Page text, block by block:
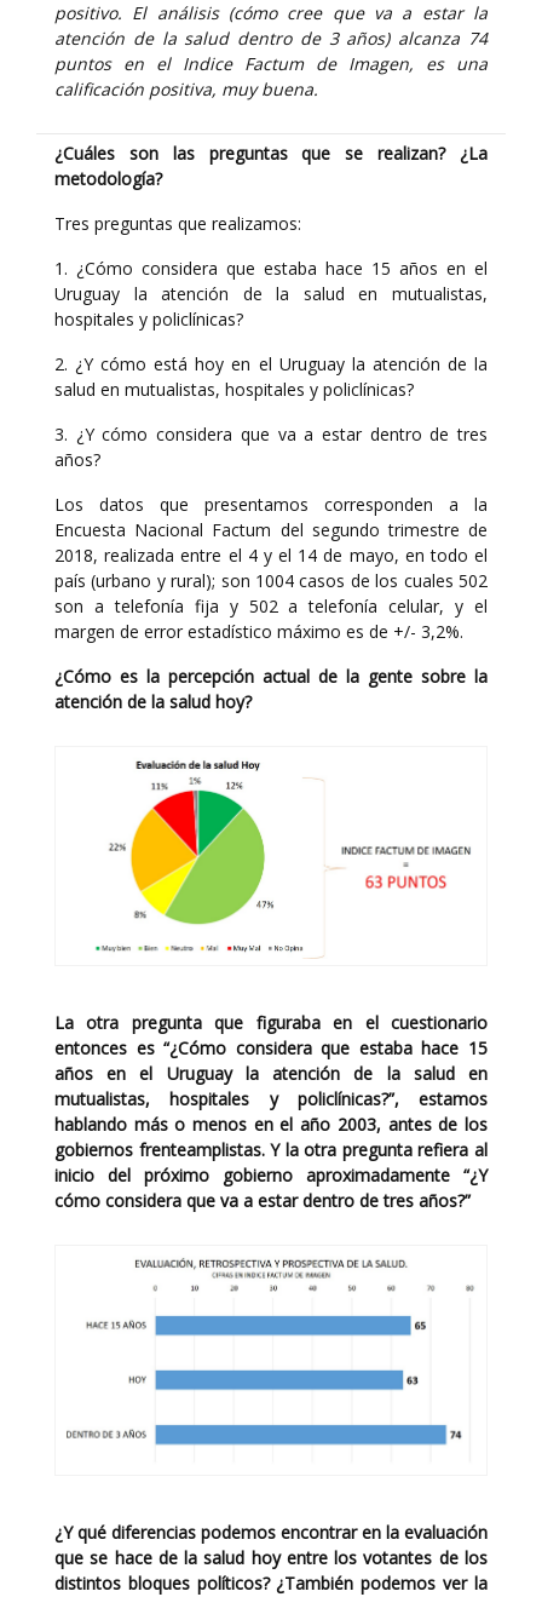
positivo. El análisis (cómo cree que va a estar la
atención de la salud dentro de 3 años) alcanza 74
puntos en el Indice Factum de Imagen, es una
calificación positiva, muy buena.
¿Cuáles son las preguntas que se realizan? ¿La
metodología?
Tres preguntas que realizamos:
1. ¿Cómo considera que estaba hace 15 años en el
Uruguay la atención de la salud en mutualistas,
hospitales y policlínicas?
2. ¿Y cómo está hoy en el Uruguay la atención de la
salud en mutualistas, hospitales y policlínicas?
3. ¿Y cómo considera que va a estar dentro de tres
años?
Los datos que presentamos corresponden a la
Encuesta Nacional Factum del segundo trimestre de
2018, realizada entre el 4 y el 14 de mayo, en todo el
país (urbano y rural); son 1004 casos de los cuales 502
son a telefonía fija y 502 a telefonía celular, y el
margen de error estadístico máximo es de +/- 3,2%.
¿Cómo es la percepción actual de la gente sobre la
atención de la salud hoy?
La otra pregunta que figuraba en el cuestionario
entonces es “¿Cómo considera que estaba hace 15
años en el Uruguay la atención de la salud en
mutualistas, hospitales y policlínicas?”, estamos
hablando más o menos en el año 2003, antes de los
gobiernos frenteamplistas. Y la otra pregunta refiera al
inicio del próximo gobierno aproximadamente “¿Y
cómo considera que va a estar dentro de tres años?”
¿Y qué diferencias podemos encontrar en la evaluación
que se hace de la salud hoy entre los votantes de los
distintos bloques políticos? ¿También podemos ver la